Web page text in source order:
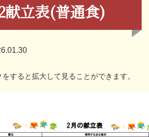
献立表(普通食)
すると拡大して見ることができます。